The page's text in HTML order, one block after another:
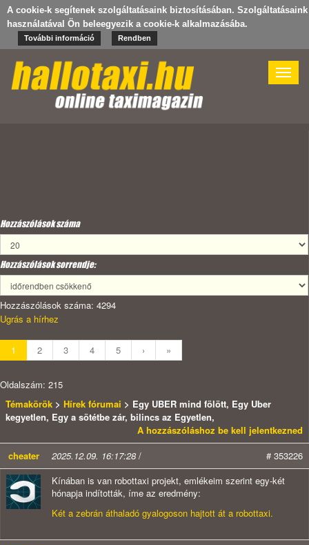
A cookie-k segítenek szolgáltatásaink biztosításában. Szolgáltatásaink
használatával Ön beleegyezik a cookie-k alkalmazásába.
További információ Rendben
Toggle
Hozzászólások száma
Hozzászólások sorrendje:
Hozzászólások száma: 4294
Ugrás a hírhez
1 2 3 4 5 › »
Oldalszám: 215
Témakörök > Hírek fórumai > Egy UBER mind fölött, Egy Uber
kegyetlen, Egy a sötétbe zár, bilincs az Egyetlen,
A hozzászóláshoz be kell jelentkezned
cheater
2025.12.09. 16:17:28 /
# 353226
Kínában is van robottaxi projekt, emlékeim szerint egy-két
hónapja indították, íme az eredmény:
Két a zebrán áthaladó gyalogoson hajtott át a robottaxi.